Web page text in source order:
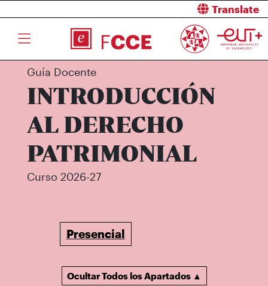
Translate
Guía Docente
INTRODUCCIÓN
AL DERECHO
PATRIMONIAL
Curso 2026-27
Presencial
Ocultar Todos los Apartados ▲